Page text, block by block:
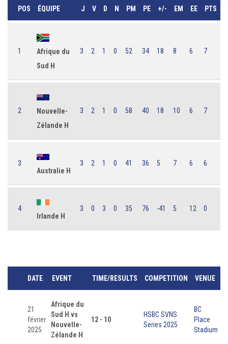
POS ÉQUIPE J V D N PM PE +/- EM EE PTS
1
Afrique du
Sud H
3 2 1 0 52 34 18 8 6 7
2
Nouvelle-
Zélande H
3 2 1 0 58 40 18 10 6 7
3
Australie H
3 2 1 0 41 36 5 7 6 6
4
Irlande H
3 0 3 0 35 76 -41 5 12 0
DATE EVENT TIME/RESULTS COMPETITION VENUE
21
février
2025
Afrique du
Sud H vs
Nouvelle-
Zélande H
12 - 10
HSBC SVNS
Series 2025
BC
Place
Stadium